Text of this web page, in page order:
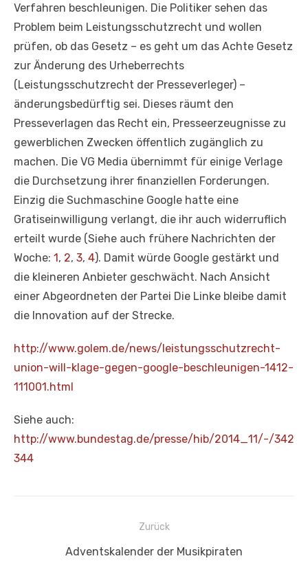
Verfahren beschleunigen. Die Politiker sehen das
Problem beim Leistungsschutzrecht und wollen
prüfen, ob das Gesetz – es geht um das Achte Gesetz
zur Änderung des Urheberrechts
(Leistungsschutzrecht der Presseverleger) –
änderungsbedürftig sei. Dieses räumt den
Presseverlagen das Recht ein, Presseerzeugnisse zu
gewerblichen Zwecken öffentlich zugänglich zu
machen. Die VG Media übernimmt für einige Verlage
die Durchsetzung ihrer finanziellen Forderungen.
Einzig die Suchmaschine Google hatte eine
Gratiseinwilligung verlangt, die ihr auch widerruflich
erteilt wurde (Siehe auch frühere Nachrichten der
Woche: 1, 2, 3, 4). Damit würde Google gestärkt und
die kleineren Anbieter geschwächt. Nach Ansicht
einer Abgeordneten der Partei Die Linke bleibe damit
die Innovation auf der Strecke.
http://www.golem.de/news/leistungsschutzrecht-
union-will-klage-gegen-google-beschleunigen-1412-
111001.html
Siehe auch:
http://www.bundestag.de/presse/hib/2014_11/-/342
344
Beitragsnavigation
Zurück
Vorheriger
Adventskalender der Musikpiraten